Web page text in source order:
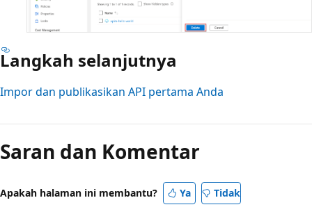
Langkah selanjutnya
Impor dan publikasikan API pertama Anda
Saran dan Komentar
Apakah halaman ini membantu? Ya Tidak